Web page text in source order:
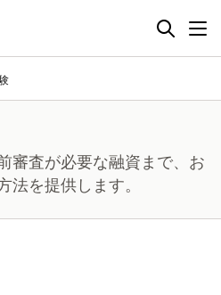
審査が必要な融資まで、お
法を提供します。